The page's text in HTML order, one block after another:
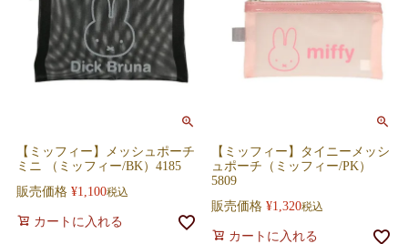
【ミッフィー】メッシュポーチ
ミニ （ミッフィー/BK）4185
販売価格 ¥1,100税込
カートに入れる
【ミッフィー】タイニーメッシ
ュポーチ（ミッフィー/PK）
5809
販売価格 ¥1,320税込
カートに入れる